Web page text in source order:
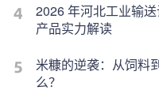
2026 年河北工业输
产品实力解读
米糠的逆袭：从饲料
么？